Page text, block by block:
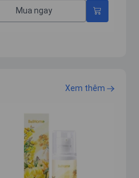
Mua ngay
Xem thêm